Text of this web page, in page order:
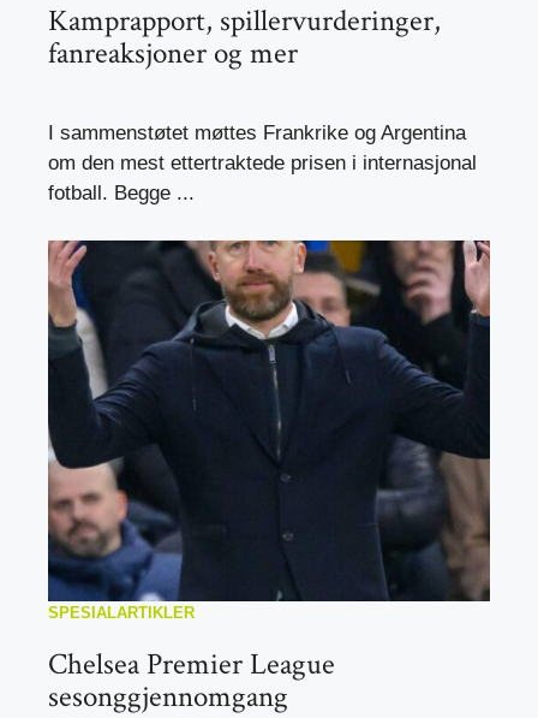
Kamprapport, spillervurderinger,
fanreaksjoner og mer
I sammenstøtet møttes Frankrike og Argentina
om den mest ettertraktede prisen i internasjonal
fotball. Begge ...
SPESIALARTIKLER
Chelsea Premier League
sesonggjennomgang